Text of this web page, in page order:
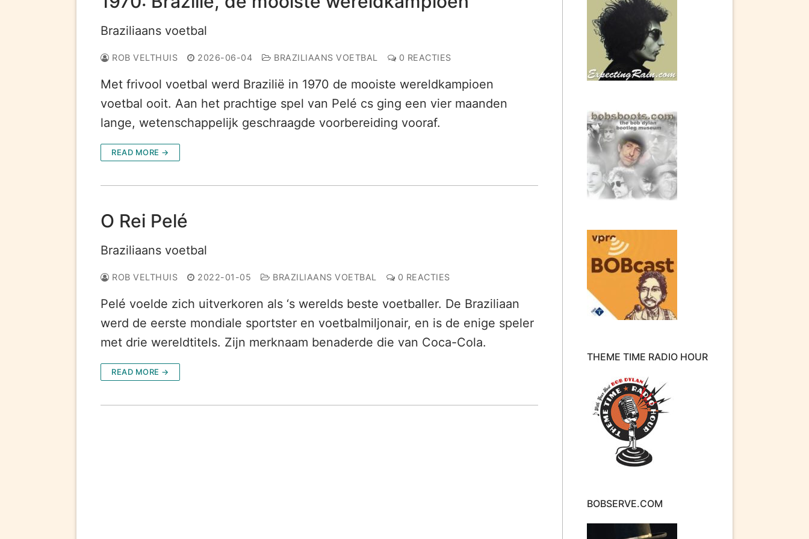
Braziliaans voetbal
ROB VELTHUIS 2026-06-04 BRAZILIAANS VOETBAL 0 REACTIES
Met frivool voetbal werd Brazilië in 1970 de mooiste wereldkampioen
voetbal ooit. Aan het prachtige spel van Pelé cs ging een vier maanden
lange, wetenschappelijk geschraagde voorbereiding vooraf.
READ MORE →
O Rei Pelé
Braziliaans voetbal
ROB VELTHUIS 2022-01-05 BRAZILIAANS VOETBAL 0 REACTIES
Pelé voelde zich uitverkoren als ‘s werelds beste voetballer. De Braziliaan
werd de eerste mondiale sportster en voetbalmiljonair, en is de enige speler
met drie wereldtitels. Zijn merknaam benaderde die van Coca-Cola.
READ MORE →
THEME TIME RADIO HOUR
BOBSERVE.COM